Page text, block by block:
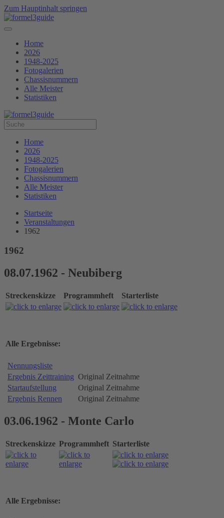
Zum Hauptinhalt springen
Home
2026
1948-2025
Fotogalerien
Chassisnummern
Alle Meister
Statistiken
Home
2026
1948-2025
Fotogalerien
Chassisnummern
Alle Meister
Statistiken
Startseite
Veranstaltungen
1962
1962
08.07.1962 - Neubiberg
Streckenskizze Programmheft Starterliste
Alle Ergebnisse:
Nennungsliste
Ergebnis Zeittraining Original Zeitnahme
Startaufstellung
Original Zeitnahme
Ergebnis Rennen
Original Zeitnahme
03.06.1962 - Monte Carlo
Streckenskizze Programmheft Starterliste
Alle Ergebnisse: